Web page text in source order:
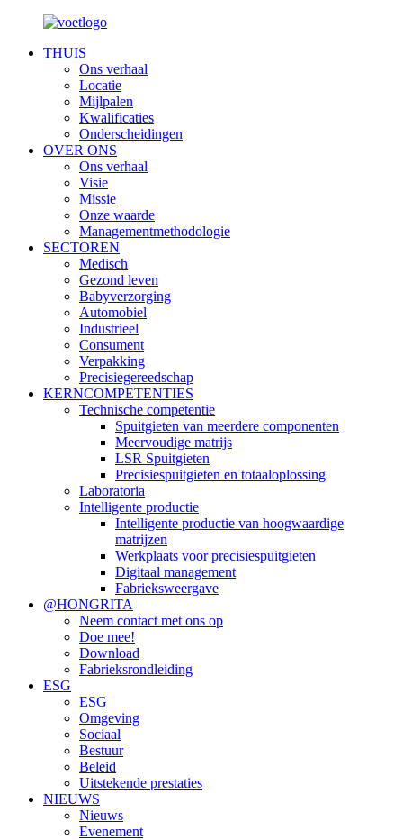
THUIS
Ons verhaal
Locatie
Mijlpalen
Kwalificaties
Onderscheidingen
OVER ONS
Ons verhaal
Visie
Missie
Onze waarde
Managementmethodologie
SECTOREN
Medisch
Gezond leven
Babyverzorging
Automobiel
Industrieel
Consument
Verpakking
Precisiegereedschap
KERNCOMPETENTIES
Technische competentie
Spuitgieten van meerdere componenten
Meervoudige matrijs
LSR Spuitgieten
Precisiespuitgieten en totaaloplossing
Laboratoria
Intelligente productie
Intelligente productie van hoogwaardige
matrijzen
Werkplaats voor precisiespuitgieten
Digitaal management
Fabrieksweergave
@HONGRITA
Neem contact met ons op
Doe mee!
Download
Fabrieksrondleiding
ESG
ESG
Omgeving
Sociaal
Bestuur
Beleid
Uitstekende prestaties
NIEUWS
Nieuws
Evenement